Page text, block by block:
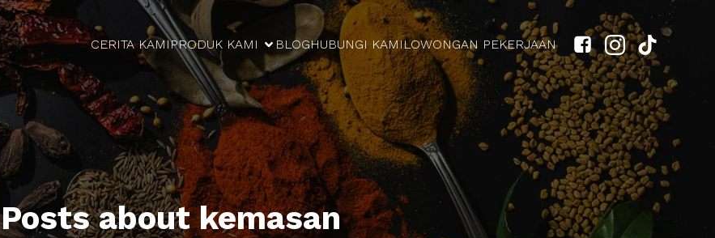
CERITA KAMIPRODUK KAMI BLOGHUBUNGI KAMILOWONGAN PEKERJAAN
Posts about kemasan